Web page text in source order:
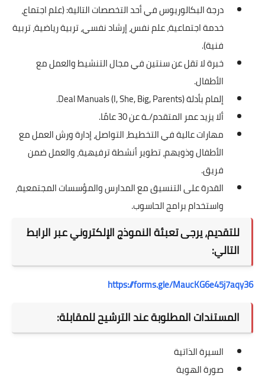
درجة البكالوريوس في أحد التخصصات التالية: (علم اجتماع،
خدمة اجتماعية، علم نفس، إرشاد نفسي، تربية رياضية، تربية
فنية).
خبرة لا تقل عن سنتين في مجال التنشيط والعمل مع
الأطفال.
إلمام بأدلة Deal Manuals (I, She, Big, Parents).
ألا يزيد عمر المتقدم/ـة عن 30 عامًا.
مهارات عالية في التخطيط، التواصل، إدارة ورش العمل مع
الأطفال وذويهم، تطوير أنشطة ترفيهية، والعمل ضمن
فريق.
القدرة على التنسيق مع المدارس والمؤسسات المجتمعية،
واستخدام برامج الحاسوب.
للتقديم، يرجى تعبئة النموذج الإلكتروني عبر الرابط
التالي:
https://forms.gle/MaucKG6e45j7aqy36
المستندات المطلوبة عند الترشيح للمقابلة:
السيرة الذاتية
صورة الهوية